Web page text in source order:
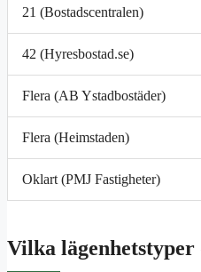
21 (Bostadscentralen)
42 (Hyresbostad.se)
Flera (AB Ystadbostäder)
Flera (Heimstaden)
Oklart (PMJ Fastigheter)
Vilka